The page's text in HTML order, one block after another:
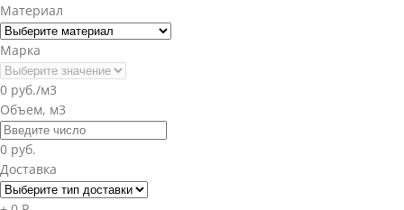
Материал
Марка
0 руб./м3
Объем, м3
0 руб.
Доставка